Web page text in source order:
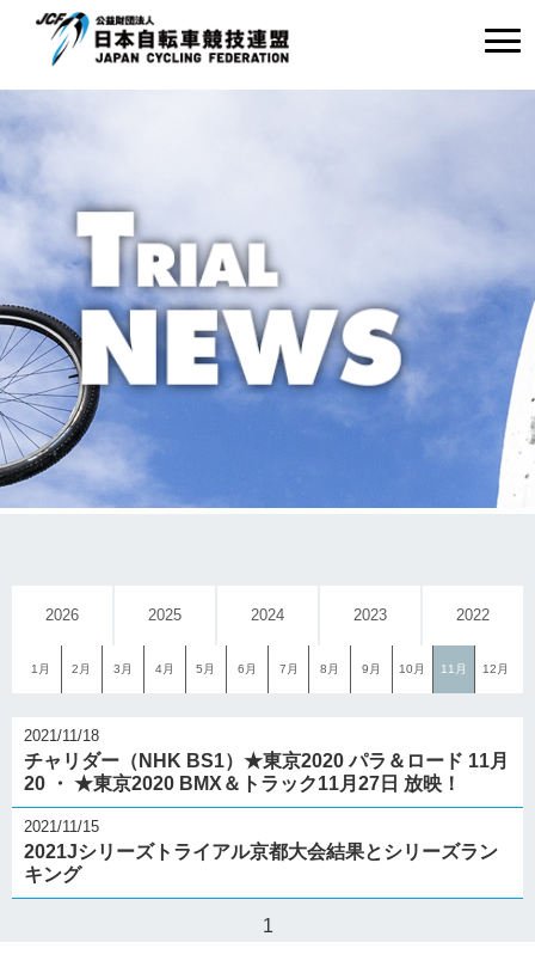
2026 2025 2024 2023 2022
1月 2月 3月 4月 5月 6月 7月 8月 9月 10月 11月 12月
2021/11/18
チャリダー（NHK BS1）★東京2020 パラ＆ロード 11月
20 ・ ★東京2020 BMX＆トラック11月27日 放映！
2021/11/15
2021Jシリーズトライアル京都大会結果とシリーズラン
キング
1